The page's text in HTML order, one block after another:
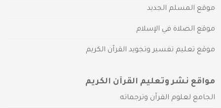
موقع المسلم الجديد
موقع الصلاة في الإسلام
موقع تعليم تفسير وتجويد القرآن الكريم
مواقع نشر وتعليم القرآن الكريم
الجامع لعلوم القرآن وترجماته